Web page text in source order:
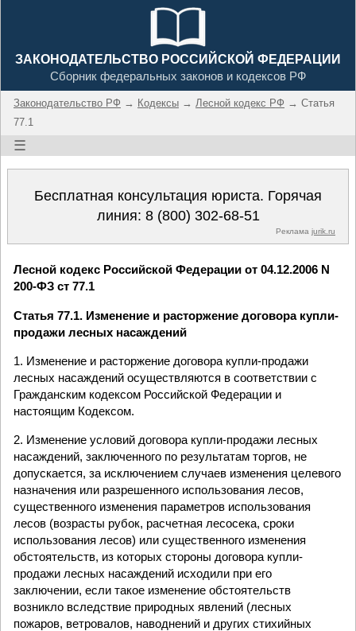
ЗАКОНОДАТЕЛЬСТВО РОССИЙСКОЙ ФЕДЕРАЦИИ
Сборник федеральных законов и кодексов РФ
Законодательство РФ → Кодексы → Лесной кодекс РФ → Статья
77.1
☰
Бесплатная консультация юриста. Горячая
линия: 8 (800) 302-68-51
Реклама jurik.ru
Лесной кодекс Российской Федерации от 04.12.2006 N
200-ФЗ ст 77.1
Статья 77.1. Изменение и расторжение договора купли-
продажи лесных насаждений
1. Изменение и расторжение договора купли-продажи
лесных насаждений осуществляются в соответствии с
Гражданским кодексом Российской Федерации и
настоящим Кодексом.
2. Изменение условий договора купли-продажи лесных
насаждений, заключенного по результатам торгов, не
допускается, за исключением случаев изменения целевого
назначения или разрешенного использования лесов,
существенного изменения параметров использования
лесов (возрасты рубок, расчетная лесосека, сроки
использования лесов) или существенного изменения
обстоятельств, из которых стороны договора купли-
продажи лесных насаждений исходили при его
заключении, если такое изменение обстоятельств
возникло вследствие природных явлений (лесных
пожаров, ветровалов, наводнений и других стихийных